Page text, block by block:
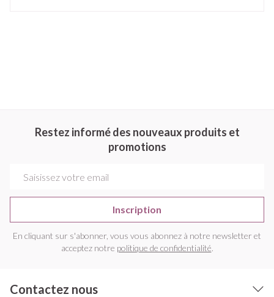
Restez informé des nouveaux produits et
promotions
Inscription
En cliquant sur s'abonner, vous vous abonnez à notre newsletter et
acceptez notre politique de confidentialité.
Contactez nous